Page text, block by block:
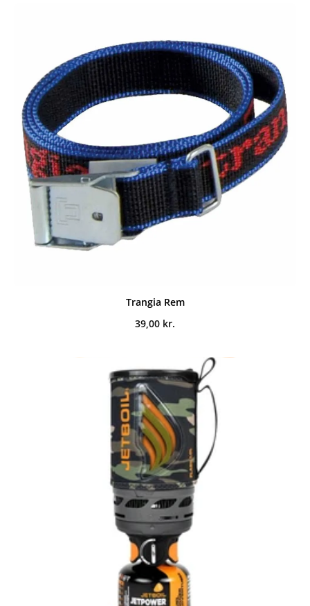
Trangia Rem
39,00 kr.